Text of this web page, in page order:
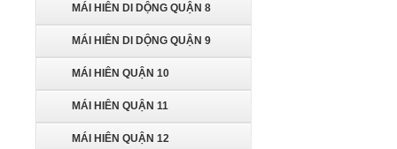
MÁI HIÊN DI DỘNG QUẬN 8
MÁI HIÊN DI DỘNG QUẬN 9
MÁI HIÊN QUẬN 10
MÁI HIÊN QUẬN 11
MÁI HIÊN QUẬN 12